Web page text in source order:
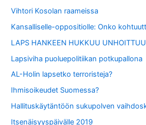
Vihtori Kosolan raameissa
Kansalliselle-oppositiolle: Onko
LAPS HANKEEN HUKKUU UNHOITTUU
Lapsiviha puoluepolitiikan potkupallona
AL-Holin lapsetko terroristeja?
Ihmisoikeudet Suomessa?
Hallituskäytäntöön sukupolven
Itsenäisyyspäivälle 2019